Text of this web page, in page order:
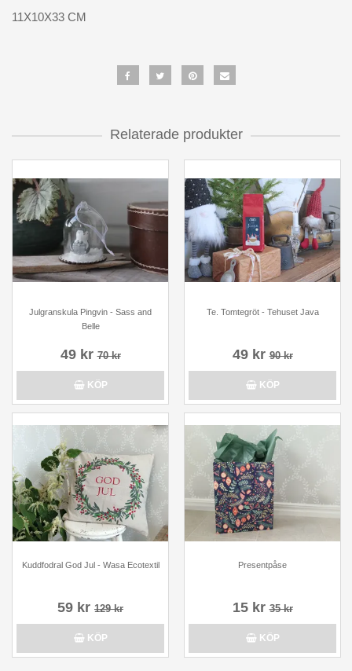
11X10X33 CM
Relaterade produkter
Julgranskula Pingvin - Sass and
Belle
49 kr70 kr
KÖP
Te. Tomtegröt - Tehuset Java
49 kr90 kr
KÖP
Kuddfodral God Jul - Wasa Ecotextil
59 kr 129 kr
KÖP
Presentpåse
15 kr35 kr
KÖP